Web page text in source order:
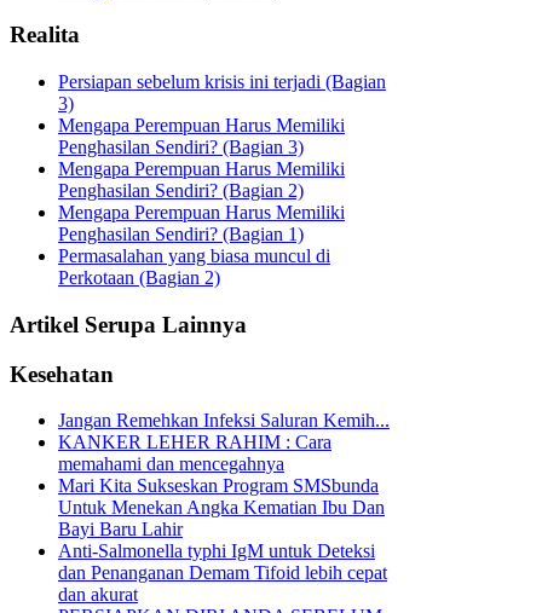
Realita
Persiapan sebelum krisis ini terjadi (Bagian
3)
Mengapa Perempuan Harus Memiliki
Penghasilan Sendiri? (Bagian 3)
Mengapa Perempuan Harus Memiliki
Penghasilan Sendiri? (Bagian 2)
Mengapa Perempuan Harus Memiliki
Penghasilan Sendiri? (Bagian 1)
Permasalahan yang biasa muncul di
Perkotaan (Bagian 2)
Artikel Serupa Lainnya
Kesehatan
Jangan Remehkan Infeksi Saluran Kemih...
KANKER LEHER RAHIM : Cara
memahami dan mencegahnya
Mari Kita Sukseskan Program SMSbunda
Untuk Menekan Angka Kematian Ibu Dan
Bayi Baru Lahir
Anti-Salmonella typhi IgM untuk Deteksi
dan Penanganan Demam Tifoid lebih cepat
dan akurat